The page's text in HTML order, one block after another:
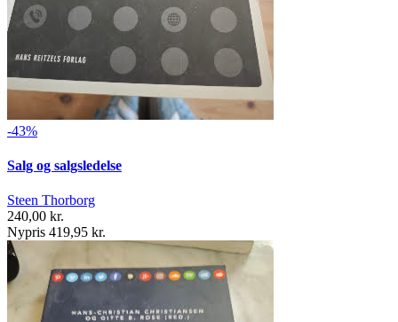
-43%
Salg og salgsledelse
Steen Thorborg
240,00 kr.
Nypris 419,95 kr.